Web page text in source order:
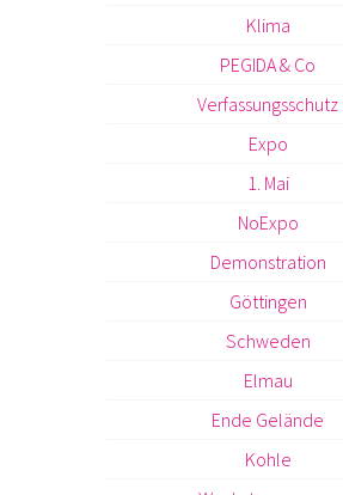
Klima
PEGIDA & Co
Verfassungsschutz
Expo
1. Mai
NoExpo
Demonstration
Göttingen
Schweden
Elmau
Ende Gelände
Kohle